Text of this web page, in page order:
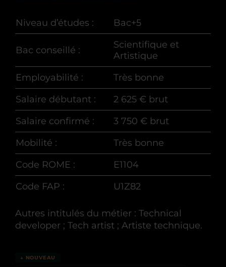
Niveau d’études : Bac+5
Bac conseillé :
Scientifique et
Artistique
Employabilité :
Très bonne
Salaire débutant :
2 625 € brut
Salaire confirmé :
3 750 € brut
Mobilité :
Très bonne
Code ROME :
E1104
Code FAP :
U1Z82
Autres intitulés du métier : Technical
developer ; Tech artist ; Artiste technique.
↓ NOUVEAU